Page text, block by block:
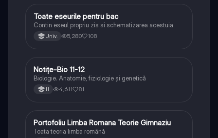
Limba și literatura română
Toate eseurile pentru bac
Contin eseul propriu zis si schematizarea acestuia
Univ. 5,280 108
Biologie
Notițe-Bio 11-12
Biologie. Anatomie, fiziologie și genetică
11 4,611 81
Limba și literatura română
Portofoliu Limba Romana Teorie Gimnaziu
Toata teoria limba română